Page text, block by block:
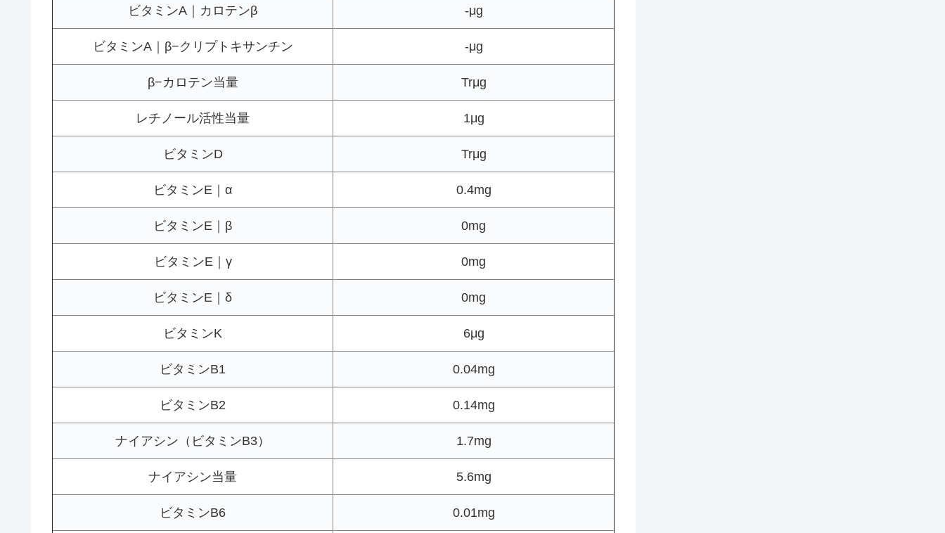
ビタミンA｜カロテンβ -μg
ビタミンA｜β−クリプトキサンチン -μg
β−カロテン当量 Trμg
レチノール活性当量 1μg
ビタミンD Trμg
ビタミンE｜α 0.4mg
ビタミンE｜β 0mg
ビタミンE｜γ 0mg
ビタミンE｜δ 0mg
ビタミンK 6μg
ビタミンB1 0.04mg
ビタミンB2 0.14mg
ナイアシン（ビタミンB3） 1.7mg
ナイアシン当量 5.6mg
ビタミンB6 0.01mg